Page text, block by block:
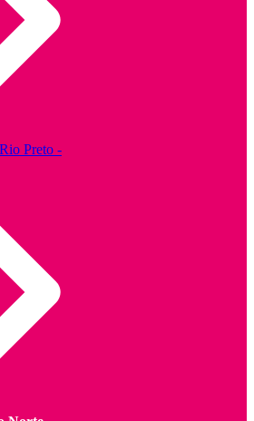
Preto -